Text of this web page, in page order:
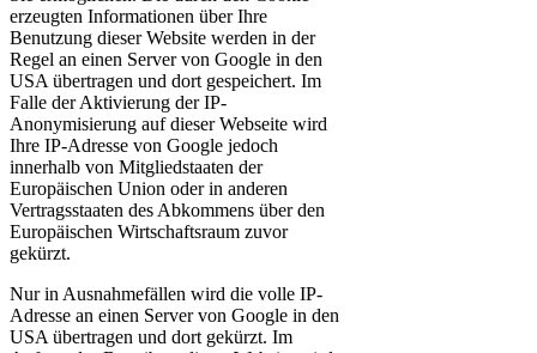
erzeugten Informationen über Ihre
Benutzung dieser Website werden in der
Regel an einen Server von Google in den
USA übertragen und dort gespeichert. Im
Falle der Aktivierung der IP-
Anonymisierung auf dieser Webseite wird
Ihre IP-Adresse von Google jedoch
innerhalb von Mitgliedstaaten der
Europäischen Union oder in anderen
Vertragsstaaten des Abkommens über den
Europäischen Wirtschaftsraum zuvor
gekürzt.
Nur in Ausnahmefällen wird die volle IP-
Adresse an einen Server von Google in den
USA übertragen und dort gekürzt. Im